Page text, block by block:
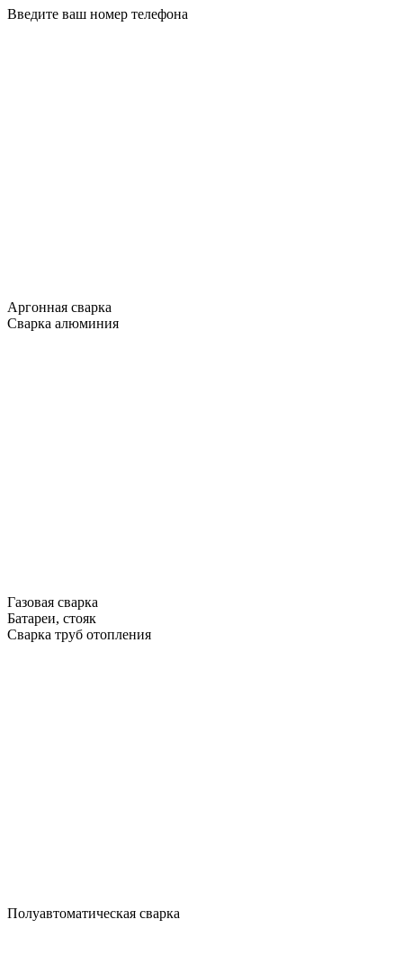
Введите ваш номер телефона
Аргонная сварка
Сварка алюминия
Газовая сварка
Батареи, стояк
Сварка труб отопления
Полуавтоматическая сварка